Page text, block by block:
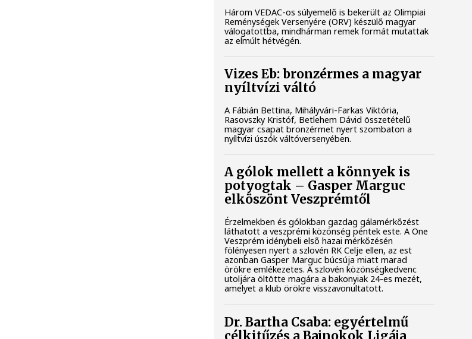
Három VEDAC-os súlyemelő is bekerült az Olimpiai
Reménységek Versenyére (ORV) készülő magyar
válogatottba, mindhárman remek formát mutattak
az elmúlt hétvégén.
Vizes Eb: bronzérmes a magyar
nyíltvízi váltó
A Fábián Bettina, Mihályvári-Farkas Viktória,
Rasovszky Kristóf, Betlehem Dávid összetételű
magyar csapat bronzérmet nyert szombaton a
nyíltvízi úszók váltóversenyében.
A gólok mellett a könnyek is
potyogtak – Gasper Marguc
elköszönt Veszprémtől
Érzelmekben és gólokban gazdag gálamérkőzést
láthatott a veszprémi közönség péntek este. A One
Veszprém idénybeli első hazai mérkőzésén
fölényesen nyert a szlovén RK Celje ellen, az est
azonban Gasper Marguc búcsúja miatt marad
örökre emlékezetes. A szlovén közönségkedvenc
utoljára öltötte magára a bakonyiak 24-es mezét,
amelyet a klub örökre visszavonultatott.
Dr. Bartha Csaba: egyértelmű
célkitűzés a Bajnokok Ligája